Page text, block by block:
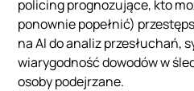
policing prognozujące, kto
ponownie popełnić)
na AI do analiz przesłuchań,
wiarygodność dowodów w
osoby podejrzane.